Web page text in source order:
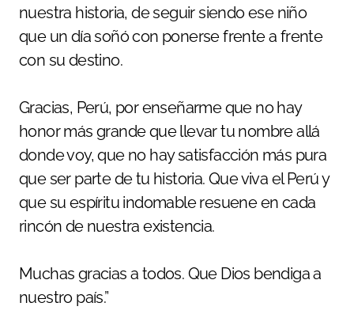
nuestra historia, de seguir siendo ese niño
que un día soñó con ponerse frente a frente
con su destino.
Gracias, Perú, por enseñarme que no hay
honor más grande que llevar tu nombre allá
donde voy, que no hay satisfacción más pura
que ser parte de tu historia. Que viva el Perú y
que su espíritu indomable resuene en cada
rincón de nuestra existencia.
Muchas gracias a todos. Que Dios bendiga a
nuestro país.”